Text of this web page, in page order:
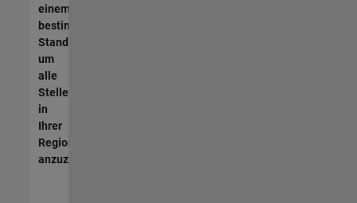
einem
bestimmten
Standort,
um
alle
Stellenangebote
in
Ihrer
Region
anzuzeigen.